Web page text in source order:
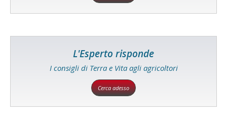
L'Esperto risponde
I consigli di Terra e Vita agli agricoltori
Cerca adesso